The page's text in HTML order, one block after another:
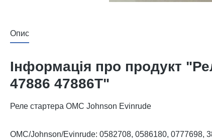
Опис
Інформація про продукт
47886 47886T"
Реле стартера OMC Johnson Evinrude
OMC/Johnson/Evinrude: 0582708, 0586180, 0777698,